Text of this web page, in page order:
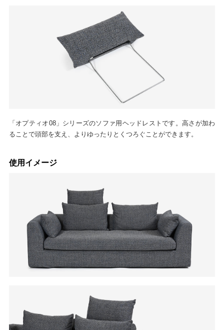
「オプティオ08」シリーズのソファ用ヘッドレストです。高さが加わ
ることで頭部を支え、よりゆったりとくつろぐことができます。
使用イメージ